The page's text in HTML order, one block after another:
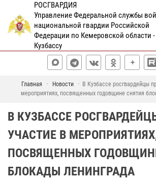
РОСГВАРДИЯ
Управление Федеральной службы
национальной гвардии Российской
Федерации по Кемеровской области -
Кузбассу
Главная Новости
В Кузбассе росгвардейцы
мероприятиях, посвященных годовщине снятия
В КУЗБАССЕ
УЧАСТИЕ В
ПОСВЯЩЕННЫХ
БЛОКАДЫ ЛЕНИНГРАДА